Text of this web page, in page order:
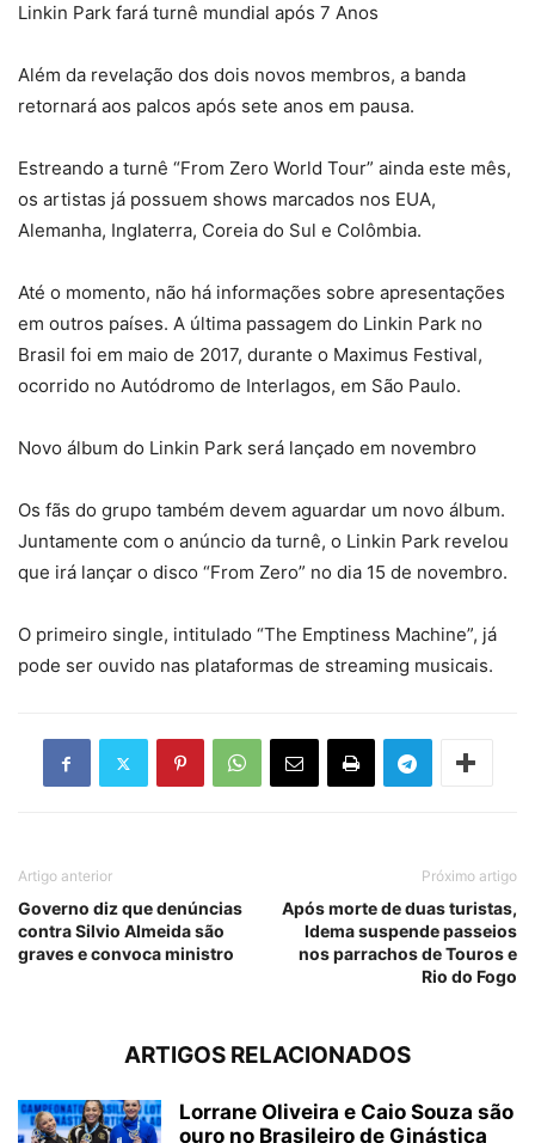
Linkin Park fará turnê mundial após 7 Anos
Além da revelação dos dois novos membros, a banda
retornará aos palcos após sete anos em pausa.
Estreando a turnê “From Zero World Tour” ainda este mês,
os artistas já possuem shows marcados nos EUA,
Alemanha, Inglaterra, Coreia do Sul e Colômbia.
Até o momento, não há informações sobre apresentações
em outros países. A última passagem do Linkin Park no
Brasil foi em maio de 2017, durante o Maximus Festival,
ocorrido no Autódromo de Interlagos, em São Paulo.
Novo álbum do Linkin Park será lançado em novembro
Os fãs do grupo também devem aguardar um novo álbum.
Juntamente com o anúncio da turnê, o Linkin Park revelou
que irá lançar o disco “From Zero” no dia 15 de novembro.
O primeiro single, intitulado “The Emptiness Machine”, já
pode ser ouvido nas plataformas de streaming musicais.
Artigo anterior
Governo diz que denúncias
contra Silvio Almeida são
graves e convoca ministro
Próximo artigo
Após morte de duas turistas,
Idema suspende passeios
nos parrachos de Touros e
Rio do Fogo
ARTIGOS RELACIONADOS
Lorrane Oliveira e Caio Souza são
ouro no Brasileiro de Ginástica